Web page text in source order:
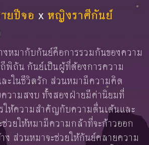
ยปีจอ x หญิงราศีกันย์
หมากับกันย์คือการรวมกันของความ
พิถัน กันย์เป็นผู้ที่ต้องการความ
ะในชีวิตรัก ส่วนหมามีความคิด
วามสงบ ทั้งสองฝ่ายมีค่านิยมที่
ให้ความสำคัญกับความตื่นเต้นและ
วยให้หมามีความกล้าที่จะก้าวออก
ส่วนหมาจะช่วยให้กันย์คลายความ